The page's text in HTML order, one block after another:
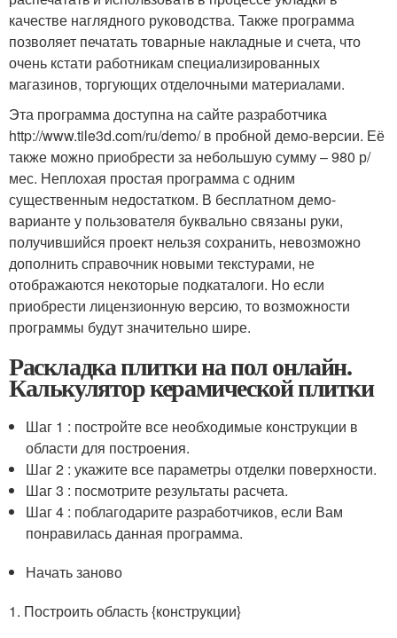
качестве наглядного руководства. Также программа
позволяет печатать товарные накладные и счета, что
очень кстати работникам специализированных
магазинов, торгующих отделочными материалами.
Эта программа доступна на сайте разработчика
http://www.tile3d.com/ru/demo/ в пробной демо-версии. Её
также можно приобрести за небольшую сумму – 980 р/
мес. Неплохая простая программа с одним
существенным недостатком. В бесплатном демо-
варианте у пользователя буквально связаны руки,
получившийся проект нельзя сохранить, невозможно
дополнить справочник новыми текстурами, не
отображаются некоторые подкаталоги. Но если
приобрести лицензионную версию, то возможности
программы будут значительно шире.
Раскладка плитки на пол онлайн.
Калькулятор керамической плитки
Шаг 1 : постройте все необходимые конструкции в
области для построения.
Шаг 2 : укажите все параметры отделки поверхности.
Шаг 3 : посмотрите результаты расчета.
Шаг 4 : поблагодарите разработчиков, если Вам
понравилась данная программа.
Начать заново
1. Построить область {конструкции}